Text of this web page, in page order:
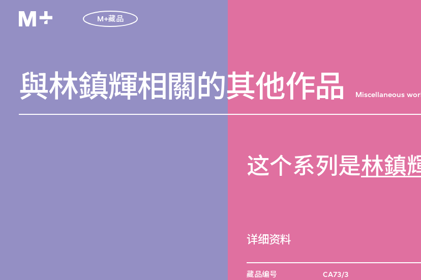
M+藏品
與林鎮輝相關的其他作品 Miscellaneous
这个系列是林鎮
详细资料
藏品编号 CA73/3